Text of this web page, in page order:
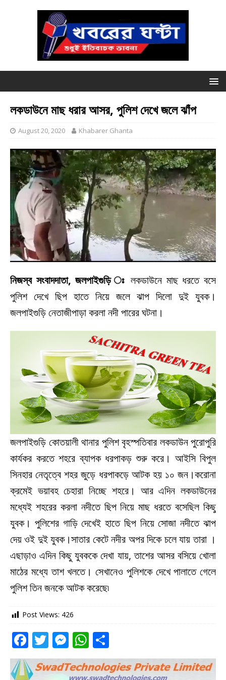
লকডাউনে মাছ ধরার আসর, পুলিশ দেখে জলে ঝাঁপ
August 20, 2020 Khabarer Ghanta
নিজস্ব সংবাদদাতা, জলপাইগুড়ি ঃ লকডাউনে মাছ ধরতে বসে
পুলিশ দেখে ছিপ হাতে নিয়ে জলে ঝাপ দিলো দুই যুবক।
জলপাইগুড়ি নেতাজীপাড়া করলা নদী পারের ঘটনা।
জলপাইগুড়ি কোতয়ালী থানার পুলিশ বৃহস্পতিবার লকডাউন পুরোপুরি
কার্যকর করতে শহরে ব্যাপক ধরপাকড় শুরু করে। আইসি বিপুল
সিনহার নেতৃত্বে শহর জুড়ে ধরপাকড়ে আটক হয় ১০ জন।করোনা
ক্রমেই ভয়াবহ চেহারা নিচ্ছে শহরে। আর এদিন লকডাউনের
মধ্যেই শহরের করলা নদীতে ছিপ নিয়ে মাছ ধরতে বসেছিল কিছু
যুবক। পুলিশের গাড়ি দেখেই হাতে ছিপ নিয়ে সোজা নদীতে ঝাপ
দেয় ওই দুই যুবক।সাতার কেটে নদীর অপর দিকে চলে যায় তারা ।
এছাড়াও এদিন কিছু যুবককে দেখা যায়, তাশের আসর বসিয়ে খোলা
মাঠের মধ্যে তাশ খলতে। সেখানেও পুলিশকে দেখে পালাতে গেলে
পুলিশ তিন জনকে আটক করেছে৷
Post Views: 426
F
a
c
T
w
it
M
e
ss
W
h
at
h
ar